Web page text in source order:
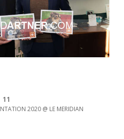
11
2020 @ LE MERIDIAN